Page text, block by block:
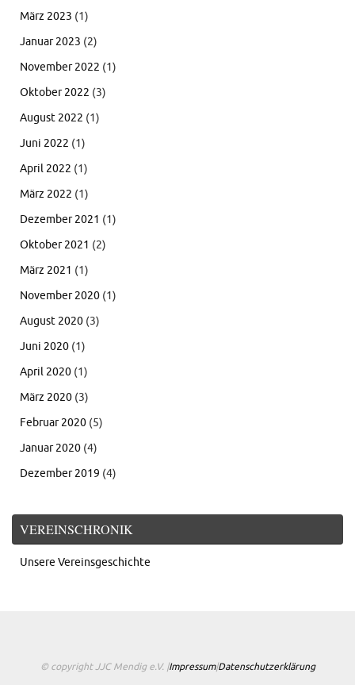
März 2023 (1)
Januar 2023 (2)
November 2022 (1)
Oktober 2022 (3)
August 2022 (1)
Juni 2022 (1)
April 2022 (1)
März 2022 (1)
Dezember 2021 (1)
Oktober 2021 (2)
März 2021 (1)
November 2020 (1)
August 2020 (3)
Juni 2020 (1)
April 2020 (1)
März 2020 (3)
Februar 2020 (5)
Januar 2020 (4)
Dezember 2019 (4)
VEREINSCHRONIK
Unsere Vereinsgeschichte
© copyright JJC Mendig e.V. |Impressum|Datenschutzerklärung